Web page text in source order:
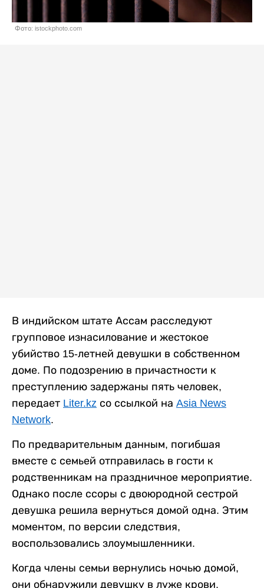
Фото: istockphoto.com
В индийском штате Ассам расследуют
групповое изнасилование и жестокое
убийство 15-летней девушки в собственном
доме. По подозрению в причастности к
преступлению задержаны пять человек,
передает Liter.kz со ссылкой на Asia News
Network.
По предварительным данным, погибшая
вместе с семьей отправилась в гости к
родственникам на праздничное мероприятие.
Однако после ссоры с двоюродной сестрой
девушка решила вернуться домой одна. Этим
моментом, по версии следствия,
воспользовались злоумышленники.
Когда члены семьи вернулись ночью домой,
они обнаружили девушку в луже крови.